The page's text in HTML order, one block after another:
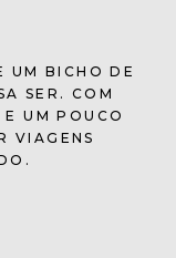
UM BICHO DE
SER. COM
UM POUCO
VIAGENS